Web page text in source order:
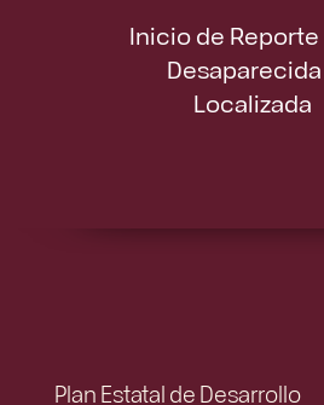
Inicio de
Localizada
Plan Estatal de Desarrollo